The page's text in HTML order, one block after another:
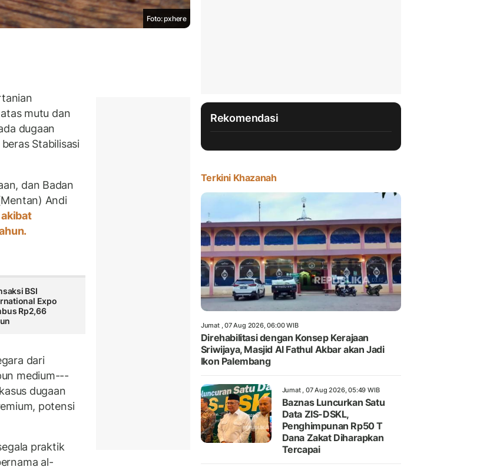
Foto: pxhere
mutu dan
dugaan
Stabilisasi
dan Badan
Andi
BSI
Expo
Rp2,66
dari
medium---
dugaan
potensi
praktik
al-
Rekomendasi
Terkini Khazanah
Jumat , 07 Aug 2026, 06:00 WIB
Direhabilitasi dengan Konsep Kerajaan
Sriwijaya, Masjid Al Fathul Akbar akan Jadi
Ikon Palembang
Jumat , 07 Aug 2026, 05:49 WIB
Baznas Luncurkan Satu
Data ZIS-DSKL,
Penghimpunan Rp50 T
Dana Zakat Diharapkan
Tercapai